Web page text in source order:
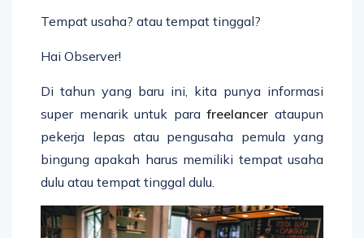
Tempat usaha? atau tempat tinggal?
Hai Observer!
Di tahun yang baru ini, kita punya informasi
super menarik untuk parafreelancer ataupun
pekerja lepas atau pengusaha pemula yang
bingung apakah harus memiliki tempat usaha
dulu atau tempat tinggal dulu.